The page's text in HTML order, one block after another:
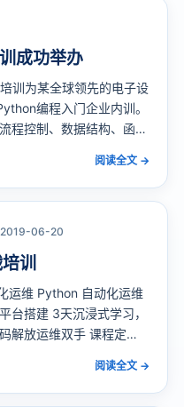
成功举办
训为某全球领先的电子设
编程入门企业内训。
程控制、数据结构、函数
员快速入门Python编
阅读全文 →
2019-06-20
训
运维 Python 自动化运维
台搭建 3天沉浸式学习，
解放运维双手 课程定
自动化运维开…
阅读全文 →